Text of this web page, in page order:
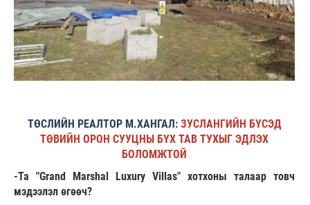
ТӨСЛИЙН РЕАЛТОР М.ХАНГАЛ: ЗУСЛАНГИЙН БҮСЭД
ТӨВИЙН ОРОН СУУЦНЫ БҮХ ТАВ ТУХЫГ ЭДЛЭХ
БОЛОМЖТОЙ
-Та "Grand Marshal Luxury Villas" хотхоны талаар товч
мэдээлэл өгөөч?